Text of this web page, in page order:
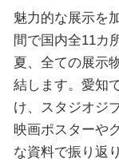
魅力的な展示を
間で国内全11カ
夏、全ての展示
結します。愛知
け、スタジオジ
映画ポスターや
な資料で振り返